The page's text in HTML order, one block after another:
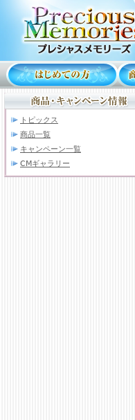
トピックス
商品一覧
キャンペーン一覧
CMギャラリー